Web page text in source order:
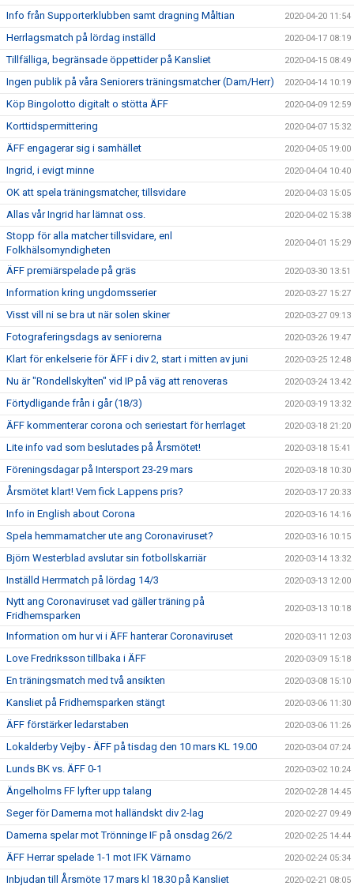
Info från Supporterklubben samt dragning Måltian 2020-04-20 11:54
Herrlagsmatch på lördag inställd 2020-04-17 08:19
Tillfälliga, begränsade öppettider på Kansliet 2020-04-15 08:49
Ingen publik på våra Seniorers träningsmatcher (Dam/Herr) 2020-04-14 10:19
Köp Bingolotto digitalt o stötta ÄFF 2020-04-09 12:59
Korttidspermittering 2020-04-07 15:32
ÄFF engagerar sig i samhället 2020-04-05 19:00
Ingrid, i evigt minne 2020-04-04 10:40
OK att spela träningsmatcher, tillsvidare 2020-04-03 15:05
Allas vår Ingrid har lämnat oss. 2020-04-02 15:38
Stopp för alla matcher tillsvidare, enl
Folkhälsomyndigheten
2020-04-01 15:29
ÄFF premiärspelade på gräs 2020-03-30 13:51
Information kring ungdomsserier 2020-03-27 15:27
Visst vill ni se bra ut när solen skiner 2020-03-27 09:13
Fotograferingsdags av seniorerna 2020-03-26 19:47
Klart för enkelserie för ÄFF i div 2, start i mitten av juni 2020-03-25 12:48
Nu är "Rondellskylten" vid IP på väg att renoveras 2020-03-24 13:42
Förtydligande från i går (18/3) 2020-03-19 13:32
ÄFF kommenterar corona och seriestart för herrlaget 2020-03-18 21:20
Lite info vad som beslutades på Årsmötet! 2020-03-18 15:41
Föreningsdagar på Intersport 23-29 mars 2020-03-18 10:30
Årsmötet klart! Vem fick Lappens pris? 2020-03-17 20:33
Info in English about Corona 2020-03-16 14:16
Spela hemmamatcher ute ang Coronaviruset? 2020-03-16 10:15
Björn Westerblad avslutar sin fotbollskarriär 2020-03-14 13:32
Inställd Herrmatch på lördag 14/3 2020-03-13 12:00
Nytt ang Coronaviruset vad gäller träning på
Fridhemsparken
2020-03-13 10:18
Information om hur vi i ÄFF hanterar Coronaviruset 2020-03-11 12:03
Love Fredriksson tillbaka i ÄFF 2020-03-09 15:18
En träningsmatch med två ansikten 2020-03-08 15:10
Kansliet på Fridhemsparken stängt 2020-03-06 11:30
ÄFF förstärker ledarstaben 2020-03-06 11:26
Lokalderby Vejby - ÄFF på tisdag den 10 mars KL 19.00 2020-03-04 07:24
Lunds BK vs. ÄFF 0-1 2020-03-02 10:24
Ängelholms FF lyfter upp talang 2020-02-28 14:45
Seger för Damerna mot halländskt div 2-lag 2020-02-27 09:49
Damerna spelar mot Trönninge IF på onsdag 26/2 2020-02-25 14:44
ÄFF Herrar spelade 1-1 mot IFK Värnamo 2020-02-24 05:34
Inbjudan till Årsmöte 17 mars kl 18.30 på Kansliet 2020-02-21 08:05